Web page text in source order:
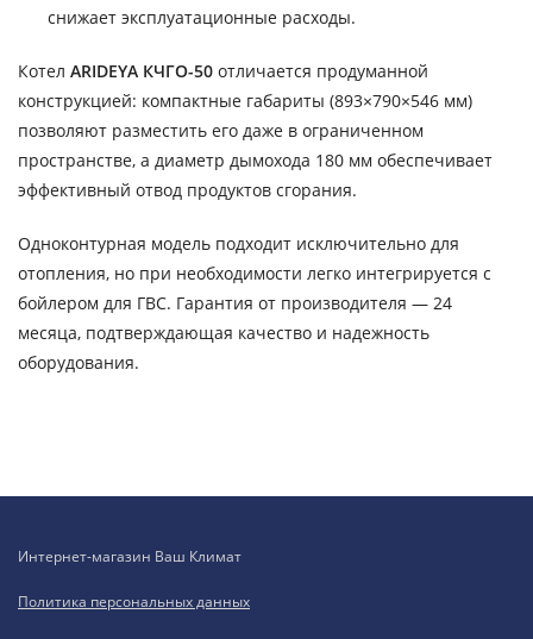
снижает эксплуатационные расходы.
Котел ARIDEYA КЧГО-50 отличается продуманной
конструкцией: компактные габариты (893×790×546 мм)
позволяют разместить его даже в ограниченном
пространстве, а диаметр дымохода 180 мм обеспечивает
эффективный отвод продуктов сгорания.
Одноконтурная модель подходит исключительно для
отопления, но при необходимости легко интегрируется с
бойлером для ГВС. Гарантия от производителя — 24
месяца, подтверждающая качество и надежность
оборудования.
Интернет-магазин Ваш Климат
Политика персональных данных